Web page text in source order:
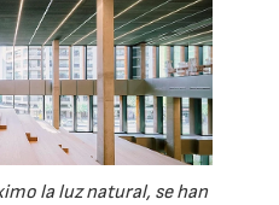
la luz natural, se han